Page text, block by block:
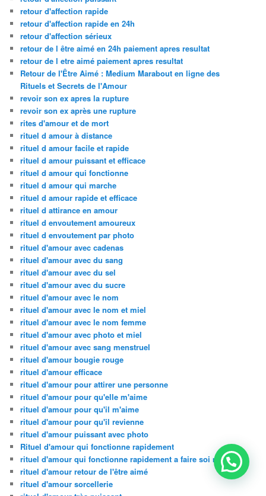
retour d'affection rapide
retour d'affection rapide en 24h
retour d'affection sérieux
retour de l être aimé en 24h paiement apres resultat
retour de l etre aimé paiement apres resultat
Retour de l'Être Aimé : Medium Marabout en ligne des
Rituels et Secrets de l'Amour
revoir son ex apres la rupture
revoir son ex après une rupture
rites d'amour et de mort
rituel d amour à distance
rituel d amour facile et rapide
rituel d amour puissant et efficace
rituel d amour qui fonctionne
rituel d amour qui marche
rituel d amour rapide et efficace
rituel d attirance en amour
rituel d envoutement amoureux
rituel d envoutement par photo
rituel d'amour avec cadenas
rituel d'amour avec du sang
rituel d'amour avec du sel
rituel d'amour avec du sucre
rituel d'amour avec le nom
rituel d'amour avec le nom et miel
rituel d'amour avec le nom femme
rituel d'amour avec photo et miel
rituel d'amour avec sang menstruel
rituel d'amour bougie rouge
rituel d'amour efficace
rituel d'amour pour attirer une personne
rituel d'amour pour qu'elle m'aime
rituel d'amour pour qu'il m'aime
rituel d'amour pour qu'il revienne
rituel d'amour puissant avec photo
Rituel d'amour qui fonctionne rapidement
rituel d'amour qui fonctionne rapidement a faire soi meme
rituel d'amour retour de l'être aimé
rituel d'amour sorcellerie